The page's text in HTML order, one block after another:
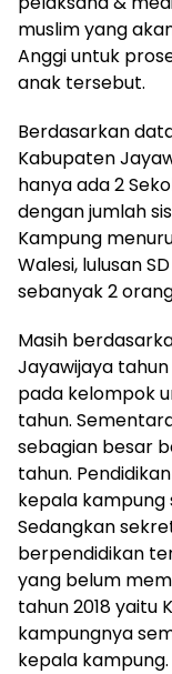
muslim yang
Anggi untuk
anak tersebut.
Berdasarkan
Kabupaten
hanya ada 2
dengan jumlah
Kampung
Walesi, lulusan
sebanyak 2
Masih
Jayawijaya
pada kelompok
tahun.
sebagian besar
tahun.
kepala kampung
Sedangkan
berpendidikan
yang belum
tahun 2018 yaitu
kampungnya
kepala kampung.